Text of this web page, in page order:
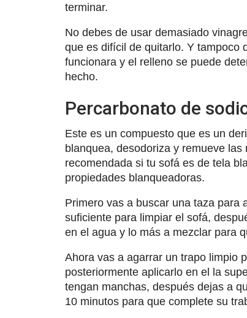
terminar.
No debes de usar demasiado
que es difícil de quitarlo. Y tampoco
funcionara y el relleno se puede
hecho.
Percarbonato de
Este es un compuesto que es un
blanquea, desodoriza y remueve
recomendada si tu sofá es de tela
propiedades blanqueadoras.
Primero vas a buscar una taza para
suficiente para limpiar el sofá,
en el agua y lo más a mezclar para
Ahora vas a agarrar un trapo limpio
posteriormente aplicarlo en el la
tengan manchas, después dejas a
10 minutos para que complete su